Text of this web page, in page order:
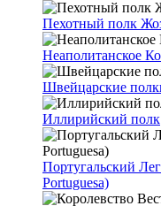
Пехотный полк
Неаполитанское
Швейцарские
Иллирийский полк
Португальский
Portuguesa)